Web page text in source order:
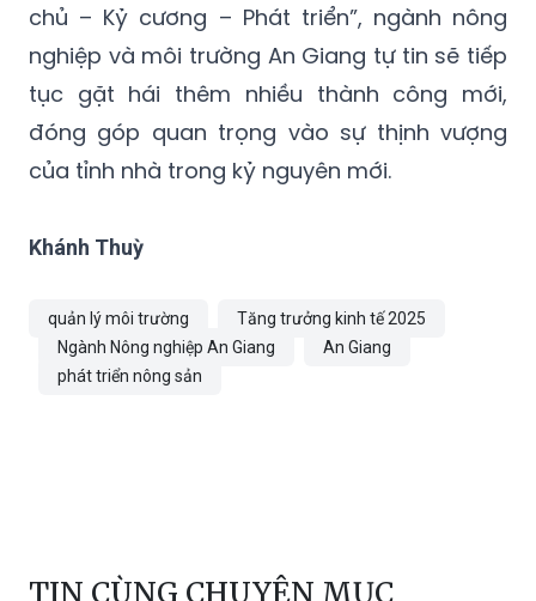
chủ – Kỷ cương – Phát triển”, ngành nông
nghiệp và môi trường An Giang tự tin sẽ tiếp
tục gặt hái thêm nhiều thành công mới,
đóng góp quan trọng vào sự thịnh vượng
của tỉnh nhà trong kỷ nguyên mới.
Khánh Thuỳ
quản lý môi trường
Tăng trưởng kinh tế 2025
Ngành Nông nghiệp An Giang
An Giang
phát triển nông sản
TIN CÙNG CHUYÊN MỤC